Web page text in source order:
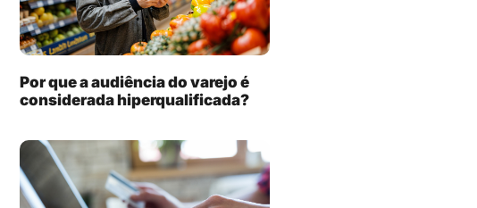
Por que a audiência do varejo é
considerada hiperqualificada?